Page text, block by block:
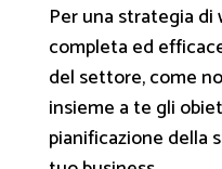
Per una strategia
completa ed
del settore, come
insieme a te gli
pianificazione della